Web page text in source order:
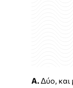
Α. Δύο, και